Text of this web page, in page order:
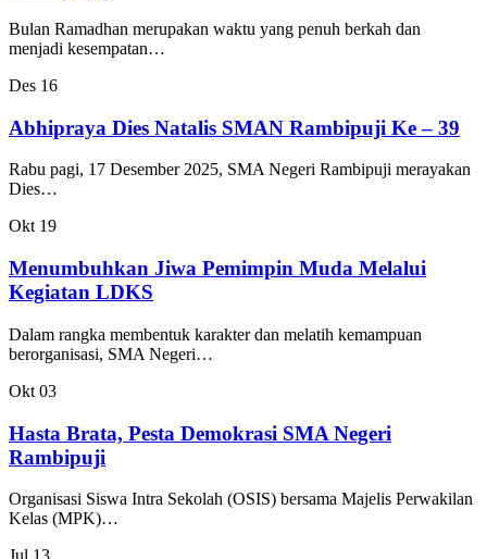
Bulan Ramadhan merupakan waktu yang penuh berkah dan
menjadi kesempatan…
Des 16
Abhipraya Dies Natalis SMAN Rambipuji Ke – 39
Rabu pagi, 17 Desember 2025, SMA Negeri Rambipuji merayakan
Dies…
Okt 19
Menumbuhkan Jiwa Pemimpin Muda Melalui
Kegiatan LDKS
Dalam rangka membentuk karakter dan melatih kemampuan
berorganisasi, SMA Negeri…
Okt 03
Hasta Brata, Pesta Demokrasi SMA Negeri
Rambipuji
Organisasi Siswa Intra Sekolah (OSIS) bersama Majelis Perwakilan
Kelas (MPK)…